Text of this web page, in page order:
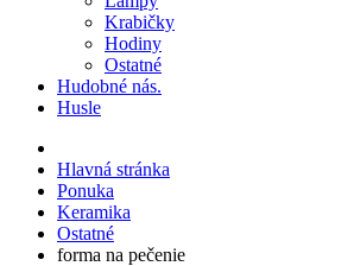
Krabičky
Hodiny
Ostatné
Hudobné nás.
Husle
Hlavná stránka
Ponuka
Keramika
Ostatné
forma na pečenie